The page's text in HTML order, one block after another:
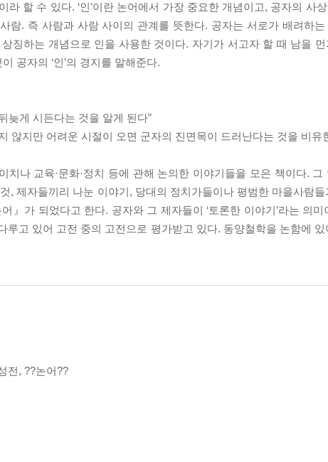
할 수 있다. ‘인’이란 논어에서 가장 중요한 개념이고, 공자의 사
사람. 즉 사람과 사람 사이의 관계를 뜻한다. 공자는 서로가 배려하
징하는 개념으로 인을 사용한 것이다. 자기가 서고자 할 때 남을
공자의 ‘인’의 경지를 말해준다.
늦게 시든다는 것을 알게 된다”
않지만 어려운 시절이 오면 군자의 진면목이 드러난다는 것을 비유
치나 교육·문화·정치 등에 관해 논의한 이야기들을 모은 책이다.
, 제자들끼리 나눈 이야기, 당대의 정치가들이나 평범한 마을사람
』가 되었다고 한다. 공자와 그 제자들이 ‘토론한 이야기’라는 의
루고 있어 고전 중의 고전으로 평가받고 있다. 동양철학을 논함에
전, ??논어??